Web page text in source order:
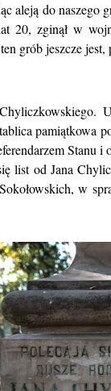
aleją do
20, zginął w
grób jeszcze jest,
pamiątkowa
Stanu
list od Jana
w